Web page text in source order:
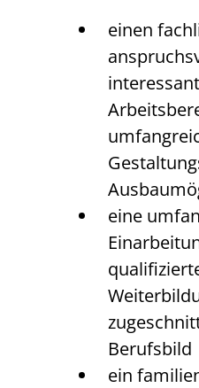
einen
eine
Berufsbild
ein